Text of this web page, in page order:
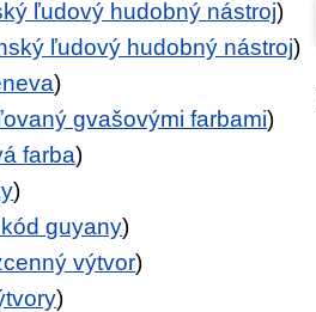
ľudový hudobný nástroj)
ľudový hudobný nástroj)
)
gvašovými farbami)
farba)
)
guyany)
výtvor)
)